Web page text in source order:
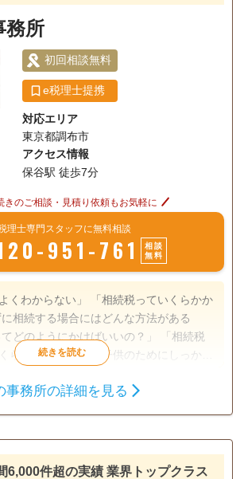
務所
初回相談無料
e税理士提携
対応エリア
東京都調布市
アクセス情報
保谷駅 徒歩7分
きのご相談・見積り依頼もお気軽に
理士専門スタッフに無料相談
951-761
相談
無料
くわからない」 「相続税っていくらかか
相続する場合にはどんな方法がある
どのようにかけばいいの？」 「相続税
らい違うの？」 「子供のためにしっかり
ご納得いくまで何度でも無料です。
相続税申告
料
事務所の詳細を見る
6,000件超の実績 業界トップクラス